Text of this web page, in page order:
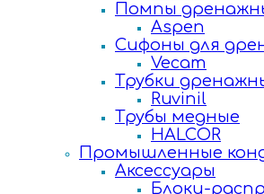
Помпы
Aspen
Сифоны для
Vecam
Трубки
Ruvinil
Трубы медные
HALCOR
Промышленные
Аксессуары
Блоки-